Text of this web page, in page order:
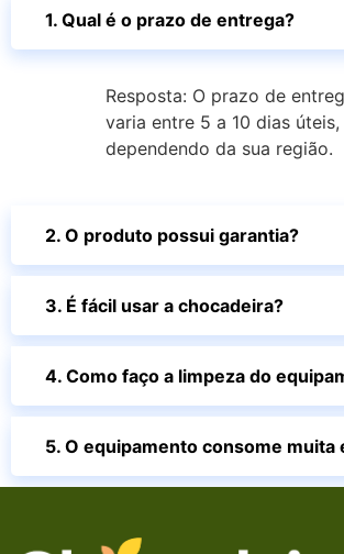
1. Qual é o prazo de entrega?
Resposta: O prazo de
varia entre 5 a 10 dias úteis,
dependendo da sua região.
2. O produto possui garantia?
3. É fácil usar a chocadeira?
4. Como faço a limpeza do
5. O equipamento consome muita